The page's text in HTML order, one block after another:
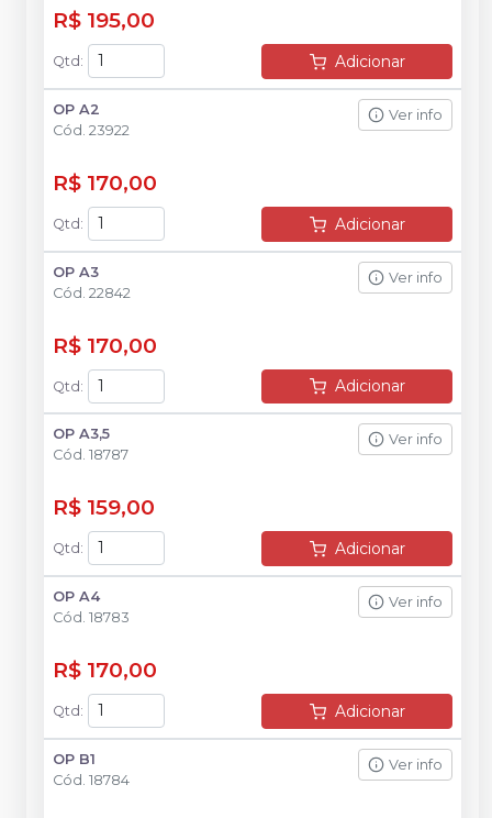
R$ 195,00
Qtd : Adicionar
OP A2
Cód. 23922
Ver info
R$ 170,00
Qtd : Adicionar
OP A3
Cód. 22842
Ver info
R$ 170,00
Qtd: Adicionar
OP A3,5
Cód. 18787
Ver info
R$ 159,00
Qtd : Adicionar
OP A4
Cód. 18783
Ver info
R$ 170,00
Qtd : Adicionar
OP B1
Cód. 18784
Ver info